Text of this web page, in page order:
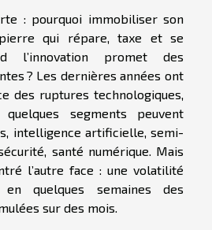
: pourquoi immobiliser son
qui répare, taxe et se
l’innovation promet des
? Les dernières années ont
des ruptures technologiques,
segments peuvent
intelligence artificielle, semi-
santé numérique. Mais
l’autre face : une volatilité
quelques semaines des
sur des mois.